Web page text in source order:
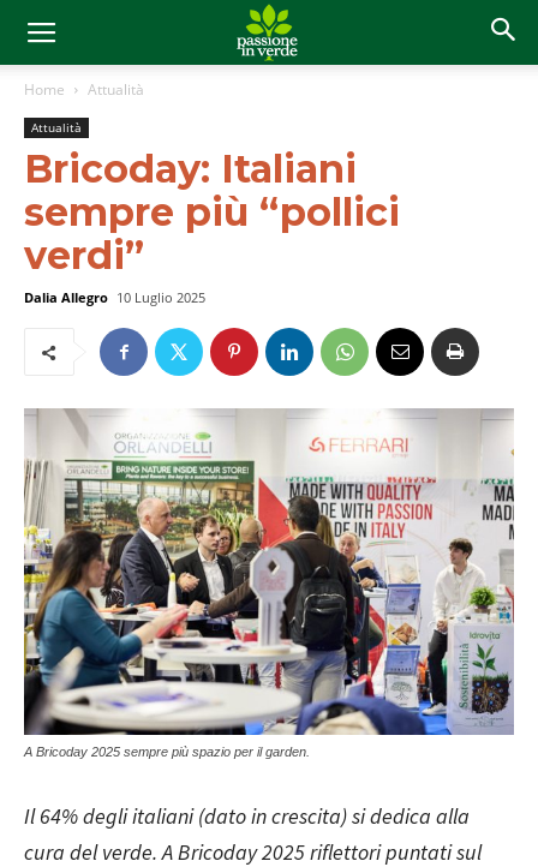
Home Attualità
Attualità
Bricoday: Italiani
sempre più “pollici
verdi”
Dalia Allegro 10 Luglio 2025
A Bricoday 2025 sempre più spazio per il garden.
Il 64% degli italiani (dato in crescita) si dedica alla
cura del verde. A Bricoday 2025 riflettori puntati sul